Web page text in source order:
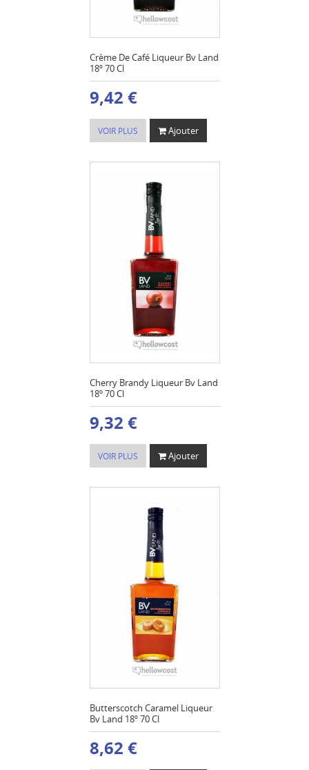
Crème De Café Liqueur Bv Land
18º 70 Cl
9,42 €
VOIR PLUS Ajouter
Cherry Brandy Liqueur Bv Land
18º 70 Cl
9,32 €
VOIR PLUS Ajouter
Butterscotch Caramel Liqueur
Bv Land 18º 70 Cl
8,62 €